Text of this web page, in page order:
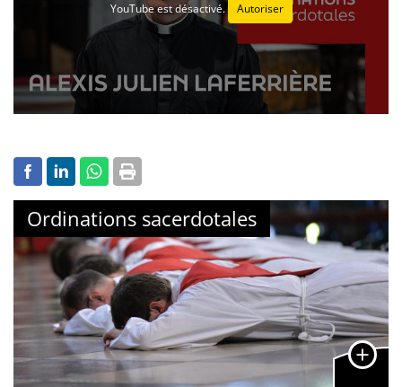
YouTube est désactivé. Autoriser
Ordinations sacerdotales